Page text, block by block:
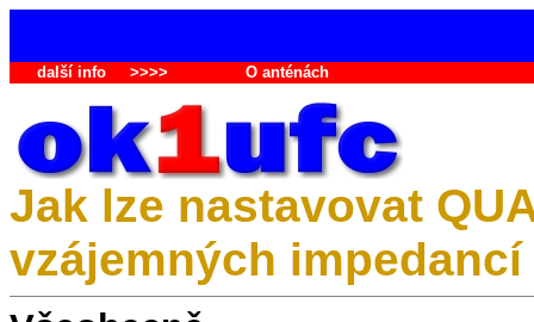
další info>>>> O anténách
Jak lze nastavovat
vzájemných